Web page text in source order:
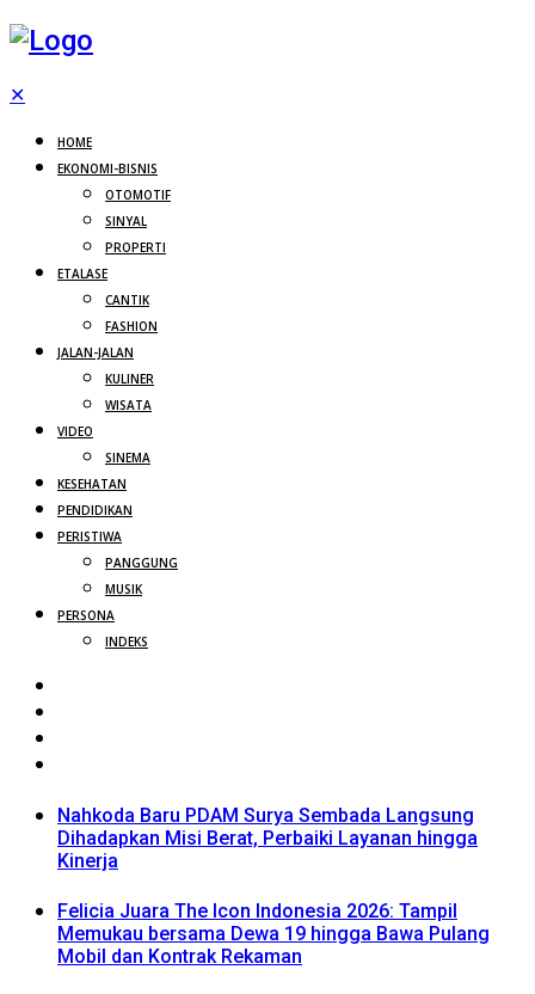
✕
HOME
EKONOMI-BISNIS
OTOMOTIF
SINYAL
PROPERTI
ETALASE
CANTIK
FASHION
JALAN-JALAN
KULINER
WISATA
VIDEO
SINEMA
KESEHATAN
PENDIDIKAN
PERISTIWA
PANGGUNG
MUSIK
PERSONA
INDEKS
Nahkoda Baru PDAM Surya Sembada Langsung
Dihadapkan Misi Berat, Perbaiki Layanan hingga
Kinerja
Felicia Juara The Icon Indonesia 2026: Tampil
Memukau bersama Dewa 19 hingga Bawa Pulang
Mobil dan Kontrak Rekaman